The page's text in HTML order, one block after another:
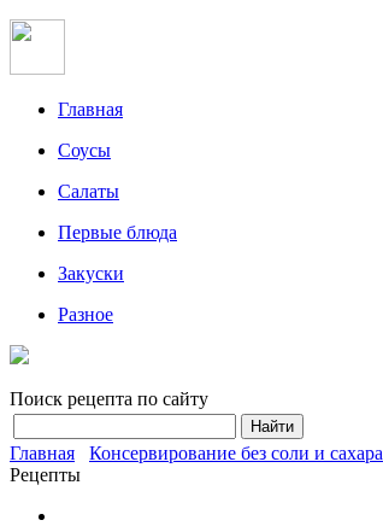
Главная
Соусы
Салаты
Первые блюда
Закуски
Разное
Поиск рецепта по сайту
Главная Консервирование без соли и сахара
Рецепты